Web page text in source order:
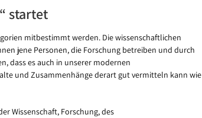
startet
mitbestimmt werden. Die wissenschaftlichen
jene Personen, die Forschung betreiben und durch
dass es auch in unserer modernen
und Zusammenhänge derart gut vermitteln kann wie
Wissenschaft, Forschung, des